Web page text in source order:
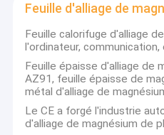
Feuille d'alliage de
Feuille calorifuge d'alliage
l'ordinateur,
Feuille épaisse d'alliage de
AZ91, feuille épaisse de
métal d'alliage de
Le CE a forgé l'industrie
d'alliage de magnésium de